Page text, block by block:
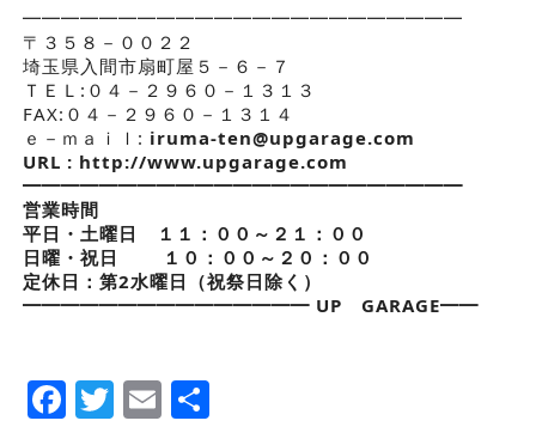
━━━━━━━━━━━━━━━━━━━━━━━
〒３５８－００２２
埼玉県入間市扇町屋５－６－７
ＴＥＬ:０４－２９６０－１３１３
FAX:０４－２９６０－１３１４
ｅ－ｍａｉｌ: iruma-ten@upgarage.com
URL : http://www.upgarage.com
━━━━━━━━━━━━━━━━━━━━━━━
営業時間
平日・土曜日 １１：００～２１：００
日曜・祝日 １０：００～２０：００
定休日：第2水曜日（祝祭日除く）
━━━━━━━━━━━━━━━ UP GARAGE━━
Facebook
Twitter
EmailShare